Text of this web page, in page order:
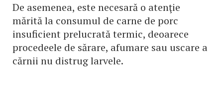
De asemenea, este necesară o atenţie
mărită la consumul de carne de porc
insuficient prelucrată termic, deoarece
procedeele de sărare, afumare sau uscare a
cărnii nu distrug larvele.